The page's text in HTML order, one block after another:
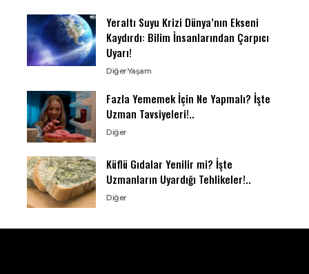
Yeraltı Suyu Krizi Dünya’nın Ekseni
Kaydırdı: Bilim İnsanlarından Çarpıcı
Uyarı!
DiğerYaşam
Fazla Yememek İçin Ne Yapmalı? İşte
Uzman Tavsiyeleri!..
Diğer
Küflü Gıdalar Yenilir mi? İşte
Uzmanların Uyardığı Tehlikeler!..
Diğer